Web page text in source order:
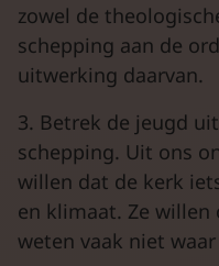
zowel de
schepping aan de
uitwerking daarvan.
3. Betrek de jeugd
schepping. Uit ons
willen dat de kerk
en klimaat. Ze willen
weten vaak niet